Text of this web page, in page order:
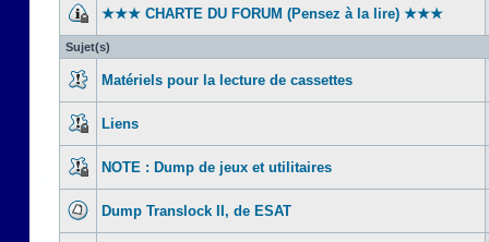
★★★ CHARTE DU FORUM (Pensez à la lire) ★★★
Sujet(s)
Matériels pour la lecture de cassettes
Liens
NOTE : Dump de jeux et utilitaires
Dump Translock II, de ESAT